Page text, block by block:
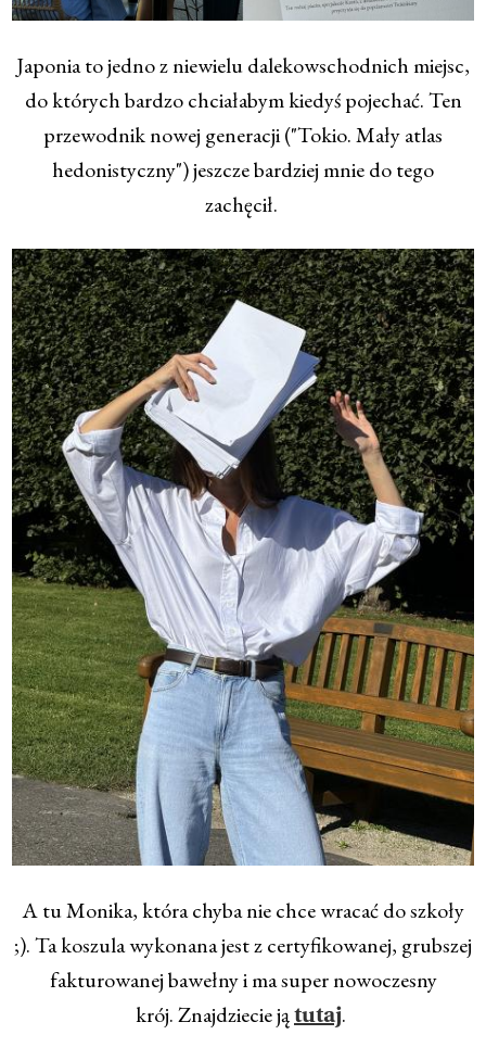
Japonia to jedno z niewielu dalekowschodnich miejsc,
do których bardzo chciałabym kiedyś pojechać. Ten
przewodnik nowej generacji ("Tokio. Mały atlas
hedonistyczny") jeszcze bardziej mnie do tego
zachęcił.
A tu Monika, która chyba nie chce wracać do szkoły
;). Ta koszula wykonana jest z certyfikowanej, grubszej
fakturowanej bawełny i ma super nowoczesny
krój. Znajdziecie ją tutaj.